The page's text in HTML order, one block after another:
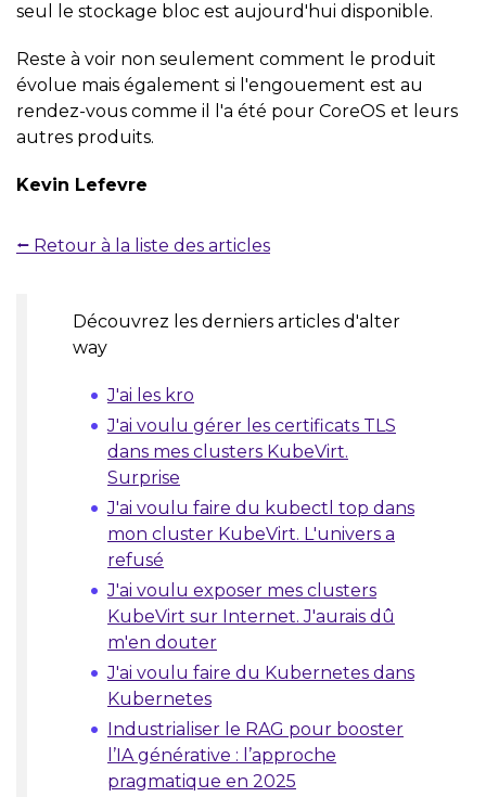
seul le stockage bloc est aujourd'hui disponible.
Reste à voir non seulement comment le produit
évolue mais également si l'engouement est au
rendez-vous comme il l'a été pour CoreOS et leurs
autres produits.
Kevin Lefevre
⭠ Retour à la liste des articles
Découvrez les derniers articles d'alter
way
J'ai les kro
J'ai voulu gérer les certificats TLS
dans mes clusters KubeVirt.
Surprise
J'ai voulu faire du kubectl top dans
mon cluster KubeVirt. L'univers a
refusé
J'ai voulu exposer mes clusters
KubeVirt sur Internet. J'aurais dû
m'en douter
J'ai voulu faire du Kubernetes dans
Kubernetes
Industrialiser le RAG pour booster
l’IA générative : l’approche
pragmatique en 2025